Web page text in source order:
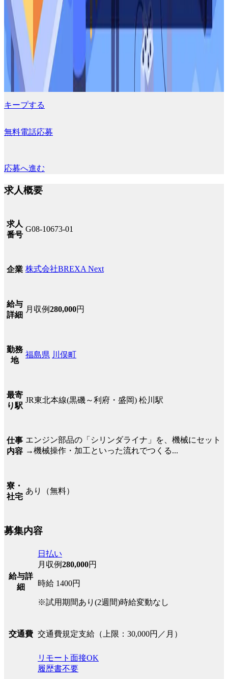
キープする
無料電話応募
応募へ進む
求人概要
求人
番号
G08-10673-01
企業 株式会社BREXA Next
給与
詳細
月収例280,000円
勤務
地
福島県 川俣町
最寄
り駅
JR東北本線(黒磯～利府・盛岡) 松川駅
仕事
内容
エンジン部品の「シリンダライナ」を、機械にセット
→機械操作・加工といった流れでつくる...
寮・
社宅
あり（無料）
募集内容
給与詳
細
日払い
月収例280,000円
時給 1400円
※試用期間あり(2週間)時給変動なし
交通費 交通費規定支給（上限：30,000円／月）
リモート面接OK
履歴書不要